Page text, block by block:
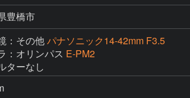
豊橋市
：その他パナソニック14-42mm F3.5
：オリンパス E-PM2
ターなし